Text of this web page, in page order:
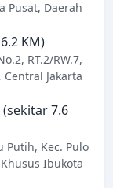
Pusat, Daerah
KM)
RT.2/RW.7,
Central Jakarta
(sekitar 7.6
Putih, Kec. Pulo
Ibukota